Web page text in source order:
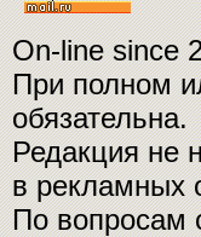
On-line since
При полном
обязательна.
Редакция не
в рекламных
По вопросам